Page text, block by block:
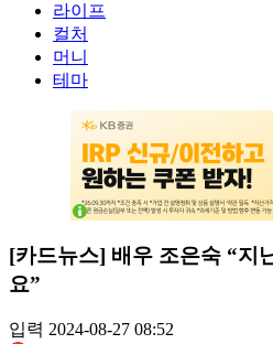
라이프
컬처
머니
테마
[카드뉴스] 배우 조은숙 “지
요”
입력 2024-08-27 08:52